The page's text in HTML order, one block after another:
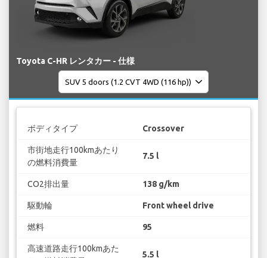
Toyota C-HR レンタカー - 仕様
ボディタイプ Crossover
市街地走行100kmあたり
の燃料消費量
7.5 l
CO2排出量 138 g/km
駆動輪 Front wheel drive
燃料 95
高速道路走行100kmあた
5.5 l